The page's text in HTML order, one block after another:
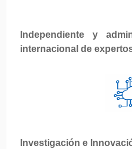
Independiente y
internacional de
Investigación e